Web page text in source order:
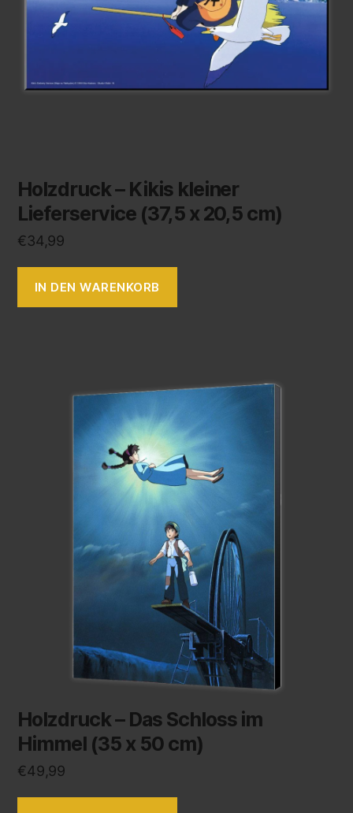
Holzdruck – Kikis kleiner
Lieferservice (37,5 x 20,5 cm)
€34,99
IN DEN WARENKORB
Holzdruck – Das Schloss im
Himmel (35 x 50 cm)
€49,99